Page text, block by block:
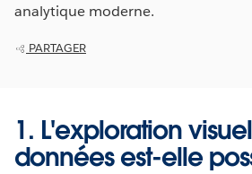
analytique moderne.
PARTAGER
1. L'exploration
données est-elle